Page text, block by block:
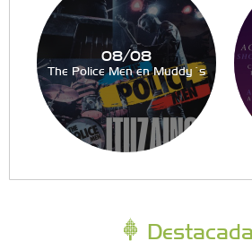
08/08
The Police Men en Muddy´s